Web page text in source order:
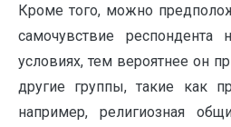
Кроме того, можно
самочувствие
условиях, тем вероятнее он
другие группы, такие как
например, религиозная